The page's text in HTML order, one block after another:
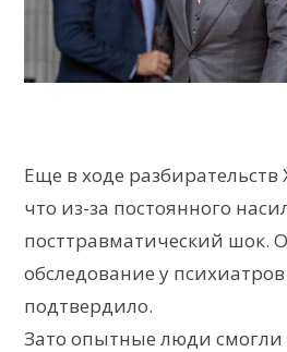
Еще в ходе
что из-за постоянного
посттравматический шок.
обследование у психиатров
подтвердило.
Зато опытные люди смогли